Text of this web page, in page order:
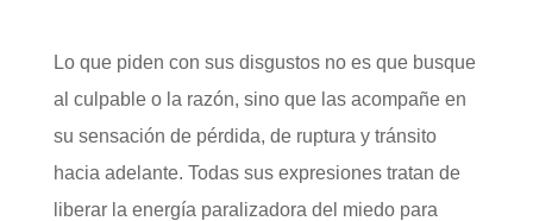
Lo que piden con sus disgustos no es que busque
al culpable o la razón, sino que las acompañe en
su sensación de pérdida, de ruptura y tránsito
hacia adelante. Todas sus expresiones tratan de
liberar la energía paralizadora del miedo para